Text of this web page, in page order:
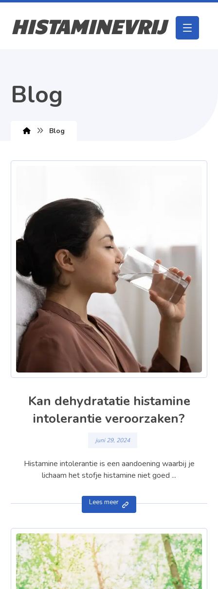
HISTAMINEVRIJ
Blog
Blog
Kan dehydratatie histamine
intolerantie veroorzaken?
juni 29, 2024
Histamine intolerantie is een aandoening waarbij je
lichaam het stofje histamine niet goed ...
Lees meer